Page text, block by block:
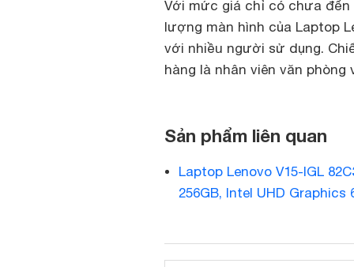
Với mức giá chỉ có chưa đến
lượng màn hình của Laptop
với nhiều người sử dụng.
hàng là nhân viên văn phòng
Sản phẩm liên quan
Laptop Lenovo V15-IGL
256GB, Intel UHD Graphics